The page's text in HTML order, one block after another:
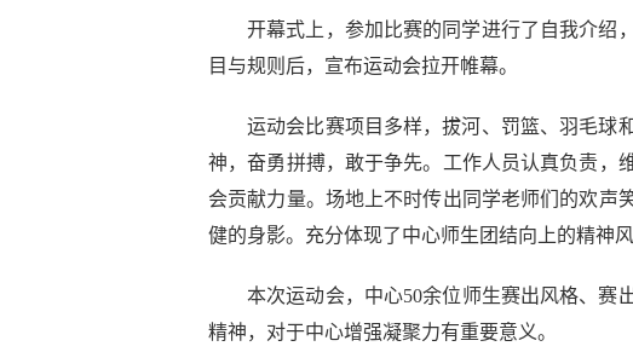
开幕式上，参加比赛的同学进行了自我介绍
目与规则后，宣布运动会拉开帷幕。
运动会比赛项目多样，拔河、罚篮、羽毛球
神，奋勇拼搏，敢于争先。工作人员认真负责，
会贡献力量。场地上不时传出同学老师们的欢声
健的身影。充分体现了中心师生团结向上的精神风
本次运动会，中心50余位师生赛出风格、赛
精神，对于中心增强凝聚力有重要意义。